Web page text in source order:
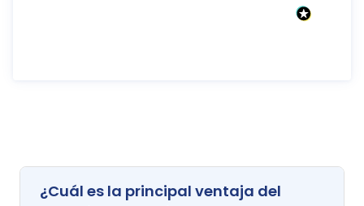
¿Cuál es la principal ventaja del